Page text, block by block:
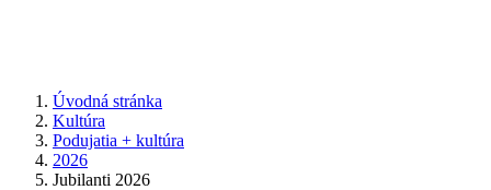
Úvodná stránka
Kultúra
Podujatia + kultúra
2026
Jubilanti 2026